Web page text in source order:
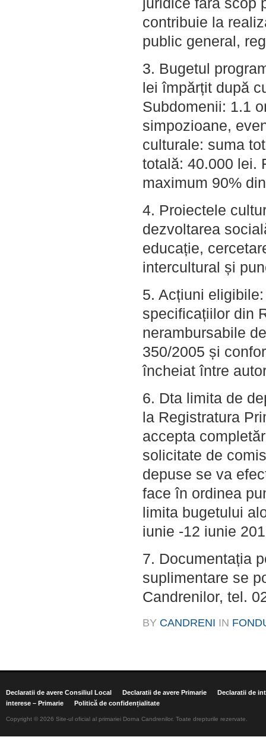
contribuie la
public general,
3. Bugetul
lei împărțit după
Subdomenii: 1.1
simpozioane,
culturale: suma
totală: 40.000 lei.
maximum 90%
4. Proiectele
dezvoltarea
educație,
intercultural și
5. Acțiuni
specificațiilor din
nerambursabile
350/2005 și
încheiat între
6. Dta limita de
la Registratura
accepta
solicitate de
depuse se va
face în ordinea
limita bugetului
iunie -12 iunie
7. Documentația
suplimentare se
Candrenilor, tel.
BY CANDRENI IN
Declaratii de avere Consiliul Local Declaratii de avere Primarie
Declaratii de
interese – Primarie
Politică de confidențialitate
Copyright © 2026 Site-ul oficial al primariei Dorna Candrenilor. Toate drepturile rezervate.